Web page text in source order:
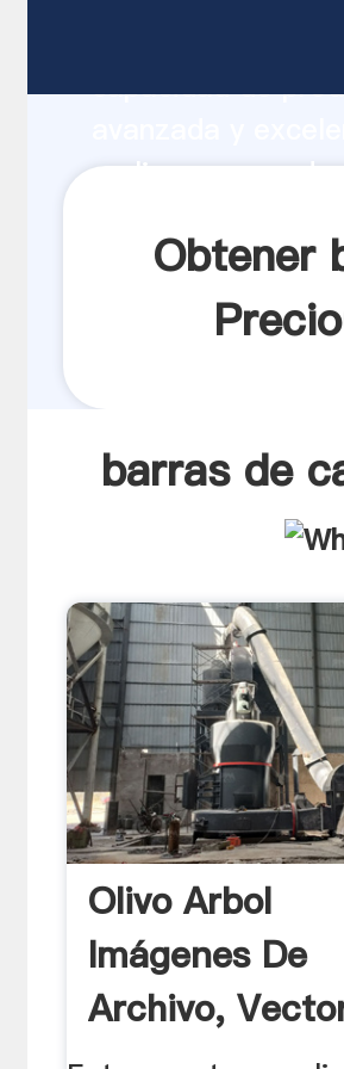
capacidad de
molinos
Obtener
barras de
Olivo Arbol
Imágenes De
Archivo,